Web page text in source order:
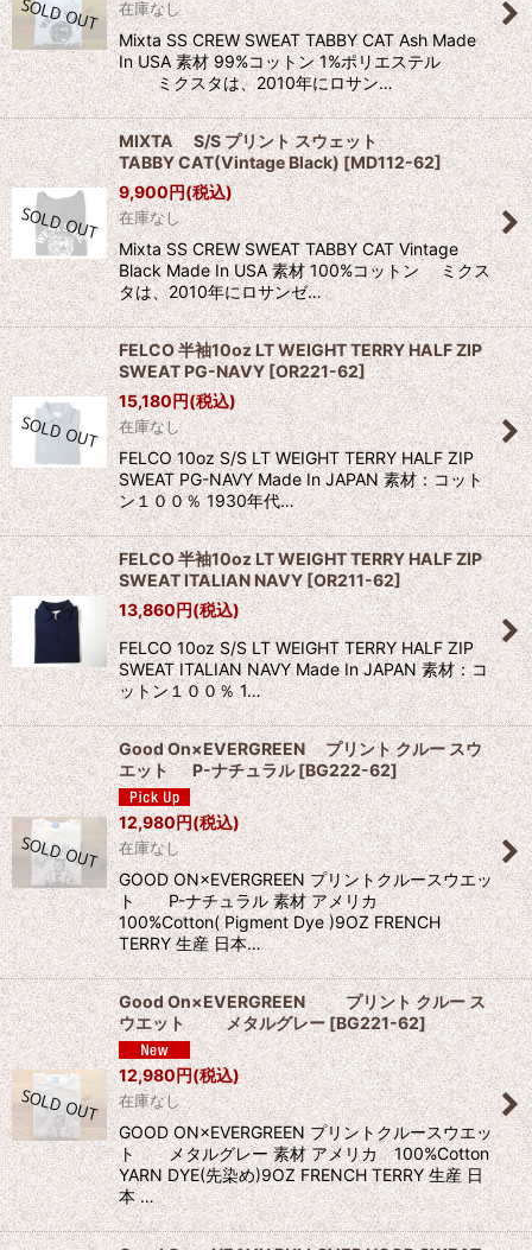
在庫なし
Mixta SS CREW SWEAT TABBY CAT Ash Made
In USA 素材 99%コットン 1%ポリエステル
ミクスタは、2010年にロサン…
MIXTA S/S プリント スウェット
TABBY CAT(Vintage Black)[MD112-62]
9,900円(税込)
在庫なし
Mixta SS CREW SWEAT TABBY CAT Vintage
Black Made In USA 素材 100%コットン ミクス
タは、2010年にロサンゼ…
FELCO 半袖10oz LT WEIGHT TERRY HALF ZIP
SWEAT PG-NAVY[OR221-62]
15,180円(税込)
在庫なし
FELCO 10oz S/S LT WEIGHT TERRY HALF ZIP
SWEAT PG-NAVY Made In JAPAN 素材：コット
ン１００％ 1930年代…
FELCO 半袖10oz LT WEIGHT TERRY HALF ZIP
SWEAT ITALIAN NAVY[OR211-62]
13,860円(税込)
FELCO 10oz S/S LT WEIGHT TERRY HALF ZIP
SWEAT ITALIAN NAVY Made In JAPAN 素材：コ
ットン１００％ 1…
Good On×EVERGREEN プリント クルー スウ
エット P-ナチュラル[BG222-62]
12,980円(税込)
在庫なし
GOOD ON×EVERGREEN プリントクルースウエッ
ト P-ナチュラル 素材 アメリカ
100%Cotton( Pigment Dye )9OZ FRENCH
TERRY 生産 日本…
Good On×EVERGREEN プリント クルー ス
ウエット メタルグレー [BG221-62]
12,980円(税込)
在庫なし
GOOD ON×EVERGREEN プリントクルースウエッ
ト メタルグレー 素材 アメリカ 100%Cotton
YARN DYE(先染め)9OZ FRENCH TERRY 生産 日
本 …